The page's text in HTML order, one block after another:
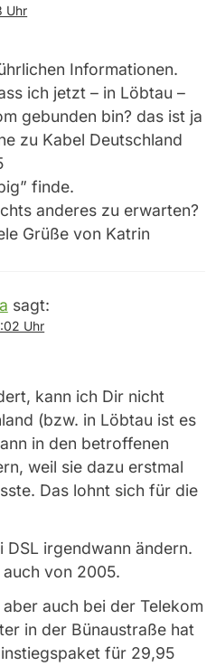
Uhr
Informationen.
ich jetzt – in Löbtau –
gebunden bin? das ist ja
zu Kabel Deutschland
finde.
anderes zu erwarten?
Grüße von Katrin
sagt:
Uhr
kann ich Dir nicht
(bzw. in Löbtau ist es
in den betroffenen
weil sie dazu erstmal
Das lohnt sich für die
DSL irgendwann ändern.
von 2005.
auch bei der Telekom
in der Bünaustraße hat
für 29,95